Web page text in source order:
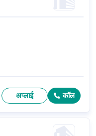
अप्लाई कॉल